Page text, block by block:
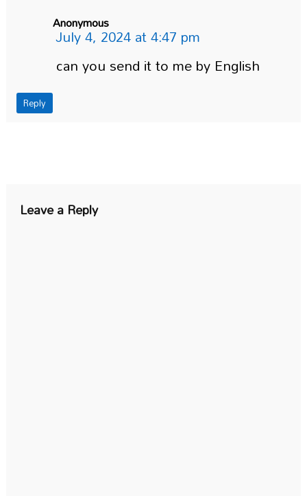
Anonymous
July 4, 2024 at 4:47 pm
can you send it to me by English
Reply
Leave a Reply